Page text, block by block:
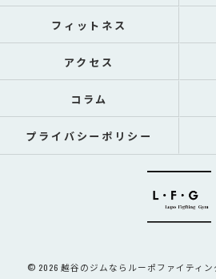
フィットネス
アクセス
コラム
プライバシーポリシー
© 2026 越谷のジムならルーポファイティング